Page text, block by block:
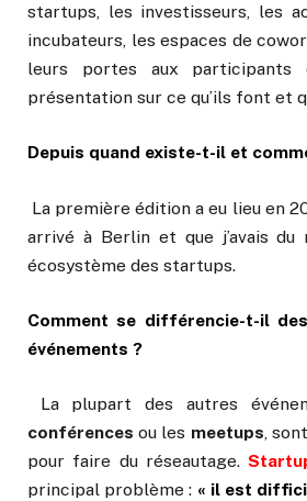
startups, les investisseurs, les
incubateurs, les espaces de
leurs portes aux participants
présentation sur ce qu’ils font et
Depuis quand existe-t-il et
La première édition a eu lieu en
arrivé à Berlin et que j’avais
écosystème des startups.
Comment se différencie-t-il
événements ?
La plupart des autres
conférences ou les meetups,
pour faire du réseautage.
principal problème : « il est